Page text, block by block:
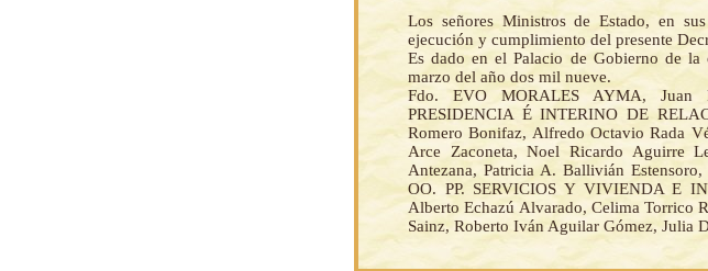
Los señores Ministros de Estado, en
ejecución y cumplimiento del presente
Es dado en el Palacio de Gobierno de
marzo del año dos mil nueve.
Fdo. EVO MORALES AYMA, Juan
PRESIDENCIA É INTERINO DE
Romero Bonifaz, Alfredo Octavio Rada
Arce Zaconeta, Noel Ricardo Aguirre
Antezana, Patricia A. Ballivián
OO. PP. SERVICIOS Y VIVIENDA E
Alberto Echazú Alvarado, Celima Torrico
Sainz, Roberto Iván Aguilar Gómez, Julia